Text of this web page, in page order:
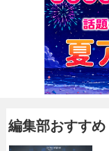
編集部おすすめ